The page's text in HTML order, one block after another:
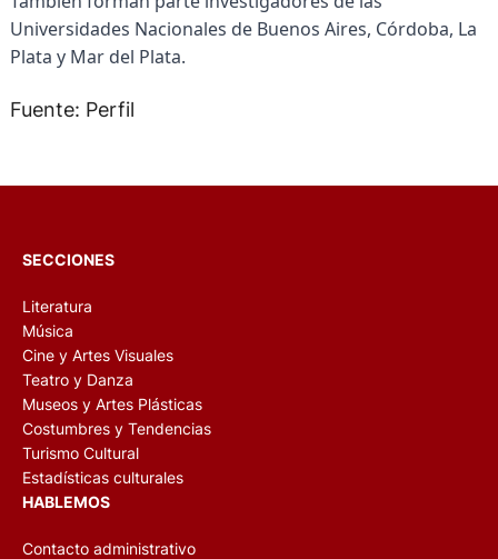
Universidades Nacionales de Buenos Aires, Córdoba, La
Plata y Mar del Plata.
Fuente: Perfil
SECCIONES
Literatura
Música
Cine y Artes Visuales
Teatro y Danza
Museos y Artes Plásticas
Costumbres y Tendencias
Turismo Cultural
Estadísticas culturales
HABLEMOS
Contacto administrativo